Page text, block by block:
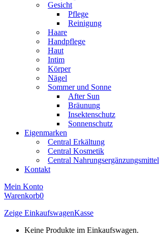
Gesicht
Pflege
Reinigung
Haare
Handpflege
Haut
Intim
Körper
Nägel
Sommer und Sonne
After Sun
Bräunung
Insektenschutz
Sonnenschutz
Eigenmarken
Central Erkältung
Central Kosmetik
Central Nahrungsergänzungsmittel
Kontakt
Mein Konto
Warenkorb0
Zeige EinkaufswagenKasse
Keine Produkte im Einkaufswagen.